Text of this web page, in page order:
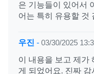
은 기능들이 있어서
어는 특히 유용할 것
우진 - 03/30/2025
이 내용을 보고 제가
게 되었어요. 진짜 감